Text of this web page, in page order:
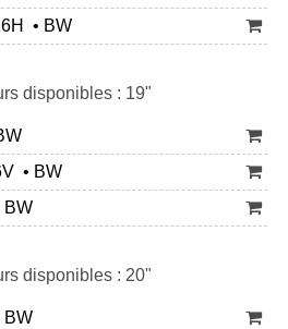
• BW
disponibles : 19"
• BW
BW
disponibles : 20"
BW